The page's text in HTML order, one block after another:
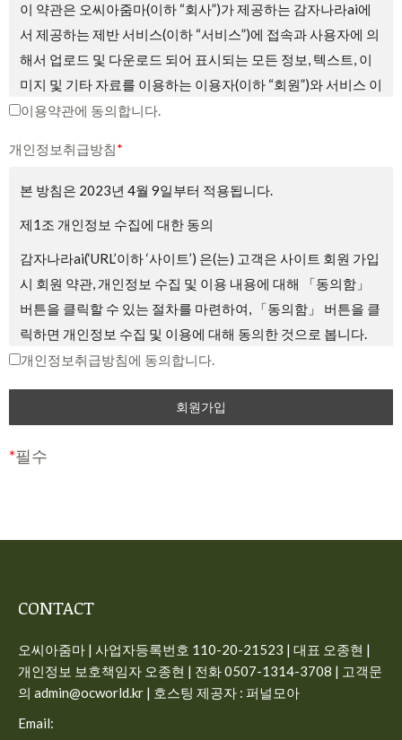
이 약관은 오씨아줌마(이하 “회사”)가 제공하는 감자나라ai에
서 제공하는 제반 서비스(이하 “서비스”)에 접속과 사용자에 의
해서 업로드 및 다운로드 되어 표시되는 모든 정보, 텍스트, 이
미지 및 기타 자료를 이용하는 이용자(이하 “회원”)와 서비스 이
용에 관한 권리 및 의무와 책임사항, 기타 필요한 사항을 규정
① 회사는 서비스의 가입 과정에 본 약관을 게시합니다.
② 회사는 관련법에 위배되지 않는 범위에서 본 약관을 변경할
수 있습니다.
③ 회원은 회사가 전항에 따라 변경하는 약관에 동의하지 않을
권리가 있으며, 이 경우 회원은 회사에서 제공하는 서비스 이용
중단 및 탈퇴 의사를 표시하고 서비스 이용 종료를 요청할 수
있습니다. 다만, 회사가 회원에게 변경된 약관의 내용을 통보하
시가 표명된 것으로 본다는 뜻”을 명확히 통지하였음에도 불구
하고, 거부의 의사표시를 하지 아니한 경우 회원이 변경된 약관
① 회사는 제공하는 개별 서비스에 대해서 별도의 이용약관 및
경우에는 그 규정에 따릅니다.
제4조 용어의 정의
① 서비스: 개인용 컴퓨터 (PC), TV, 휴대형 단말기, 전기통신설
이용약관에 동의합니다.
개인정보취급방침*
본 방침은 2023년 4월 9일부터 적용됩니다.
제1조 개인정보 수집에 대한 동의
감자나라ai(‘URL’이하 ‘사이트’) 은(는) 고객은 사이트 회원 가입
시 회원 약관, 개인정보 수집 및 이용 내용에 대해 「동의함」
버튼을 클릭할 수 있는 절차를 마련하여, 「동의함」 버튼을 클
릭하면 개인정보 수집 및 이용에 대해 동의한 것으로 봅니다.
제2조 개인정보의 수집 항목 및 이용 목적
“개인정보”는 생존하는 개인에 관한 정보로서 해당 정보에 포
함된 성명, 주민등록번호 등의 사항으로 해당 개인을 식별할 수
있는 정보(해당 정보만으로는 특정 개인을 식별할 수 없더라도
사이트가 고객의 개인정보를 수집 이용하는 목적은 다음과 같
– 필수 수집항목: 이메일, 비밀번호, 이름, 전화번호
– 선택 수집항목: 프로필 이미지
– 이용목적: 가입, 서비스 이용시 상담, 공지사항 전달
– 보유기간: 회원탈퇴시 즉시 삭제, 구매 회원인 경우 5년간 보
개인정보취급방침에 동의합니다.
*필수
CONTACT
오씨아줌마 | 사업자등록번호 110-20-21523 | 대표 오종현 |
개인정보 보호책임자 오종현 | 전화 0507-1314-3708 | 고객문
의 admin@ocworld.kr | 호스팅 제공자 : 퍼널모아
Email: